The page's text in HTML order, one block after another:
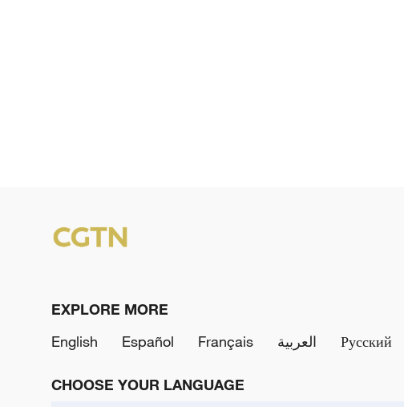
EXPLORE MORE
English
Español Français العربية Русский
CHOOSE YOUR LANGUAGE